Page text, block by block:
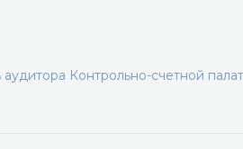
Контрольно-счетной